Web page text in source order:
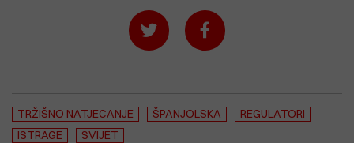
TRŽIŠNO NATJECANJE ŠPANJOLSKA
REGULATORI
ISTRAGE
SVIJET